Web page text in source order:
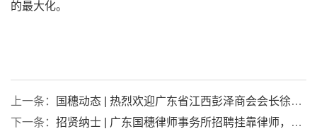
的最大化。
上一条：
国穗动态 | 热烈欢迎广东省江西彭泽商会会长徐艳
华、执行会长徐根艳等一行领导莅临我所参观交流
下一条： 招贤纳士 | 广东国穗律师事务所招聘挂靠律师，诚